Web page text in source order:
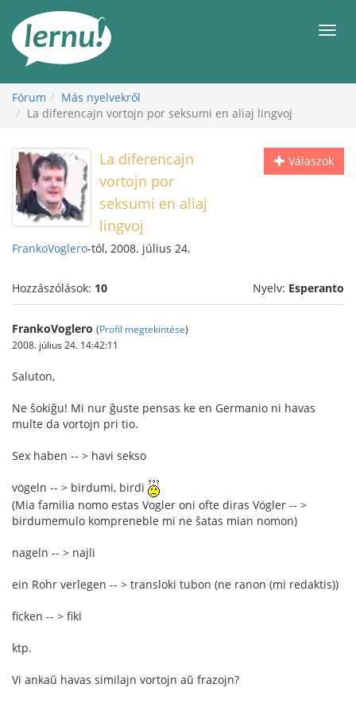
Fórum
Más nyelvekről
La diferencajn vortojn por seksumi en aliaj lingvoj
Válaszok
La diferencajn
vortojn por
seksumi en aliaj
lingvoj
FrankoVoglero-tól, 2008. július 24.
Hozzászólások: 10 Nyelv: Esperanto
FrankoVoglero (Profil megtekintése)
2008. július 24. 14:42:11
Saluton,
Ne ŝokiĝu! Mi nur ĝuste pensas ke en Germanio ni havas
multe da vortojn pri tio.
Sex haben -- > havi sekso
vögeln -- > birdumi, birdi
(Mia familia nomo estas Vogler oni ofte diras Vögler -- >
birdumemulo kompreneble mi ne ŝatas mian nomon)
nageln -- > najli
ein Rohr verlegen -- > transloki tubon (ne ranon (mi redaktis))
ficken -- > fiki
ktp.
Vi ankaŭ havas similajn vortojn aŭ frazojn?